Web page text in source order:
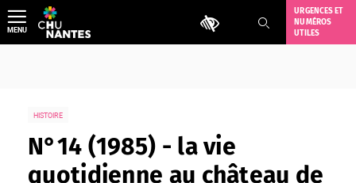
Aller
au
contenu
Outils d'accessibilité
URGENCES ET
NUMÉROS
UTILES
MENU
HISTOIRE
N°14 (1985) - la vie
quotidienne au château de